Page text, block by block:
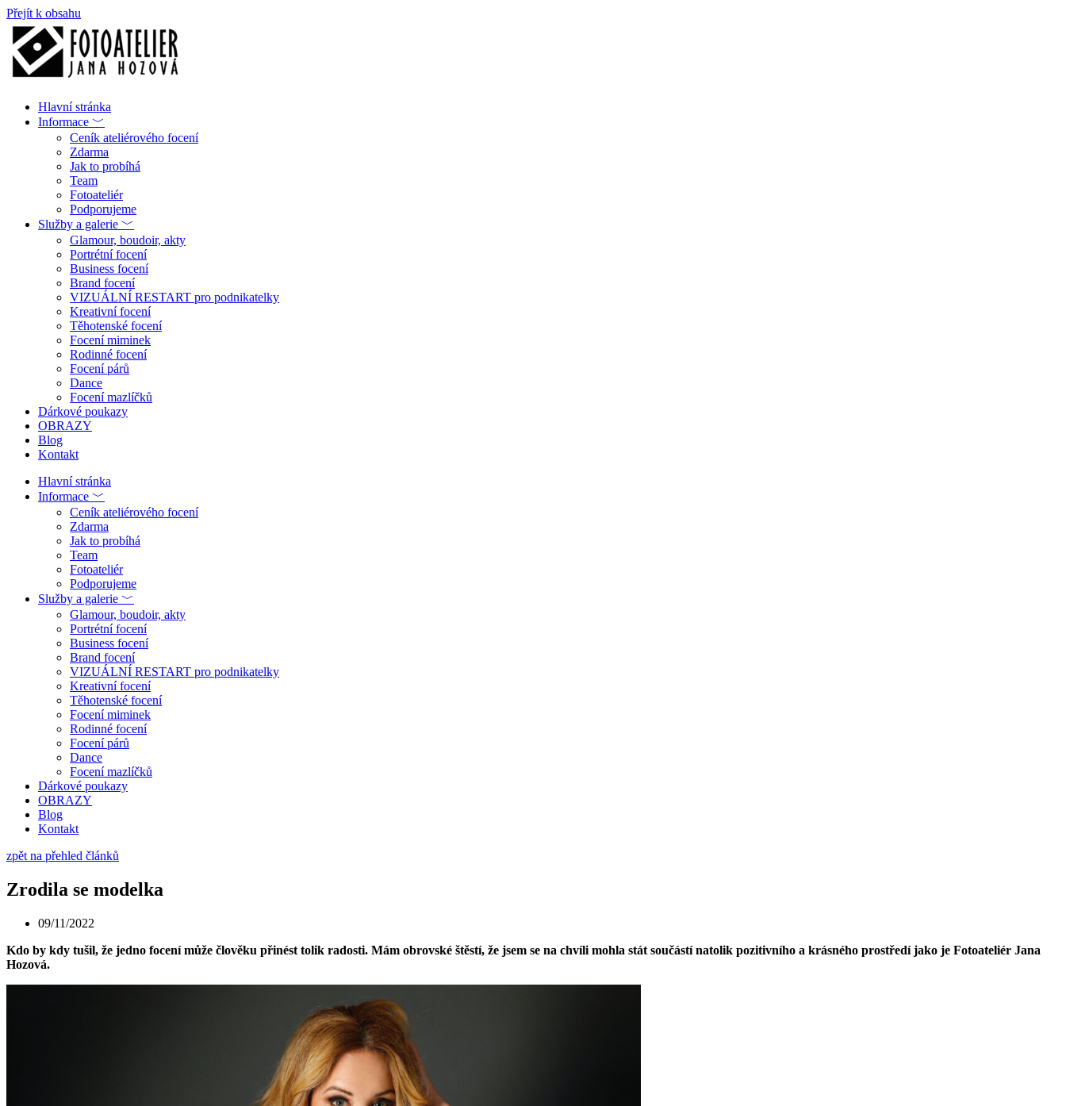
Přejít k obsahu
Hlavní stránka
Informace ﹀
Ceník ateliérového focení
Zdarma
Jak to probíhá
Team
Fotoateliér
Podporujeme
Služby a galerie ﹀
Glamour, boudoir, akty
Portrétní focení
Business focení
Brand focení
VIZUÁLNÍ RESTART pro podnikatelky
Kreativní focení
Těhotenské focení
Focení miminek
Rodinné focení
Focení párů
Dance
Focení mazlíčků
Dárkové poukazy
OBRAZY
Blog
Kontakt
Hlavní stránka
Informace ﹀
Ceník ateliérového focení
Zdarma
Jak to probíhá
Team
Fotoateliér
Podporujeme
Služby a galerie ﹀
Glamour, boudoir, akty
Portrétní focení
Business focení
Brand focení
VIZUÁLNÍ RESTART pro podnikatelky
Kreativní focení
Těhotenské focení
Focení miminek
Rodinné focení
Focení párů
Dance
Focení mazlíčků
Dárkové poukazy
OBRAZY
Blog
Kontakt
zpět na přehled článků
Zrodila se modelka
09/11/2022
Kdo by kdy tušil, že jedno focení může člověku přinést tolik radosti. Mám obrovské štěstí, že jsem se na chvíli mohla stát součástí natolik pozitivního a krásného prostředí jako je Fotoateliér Jana
Hozová.